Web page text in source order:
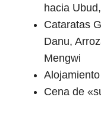
hacia
Cataratas
Danu,
Mengwi
Cena de